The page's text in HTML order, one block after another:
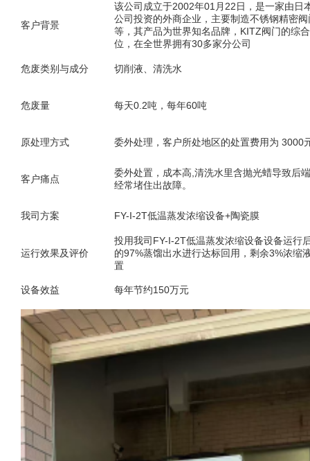
客户背景
该公司成立于2002年01月22日，是一家由日
公司投资的外商企业，主要制造不锈钢精密
等，其产品为世界知名品牌，KITZ阀门的综
位，在全世界拥有30多家分公司
危废类别与成分 切削液、清洗水
危废量 每天0.2吨，每年60吨
原处理方式 委外处理，客户所处地区的处置费用为 3000
客户痛点
委外处置，成本高,清洗水里含抛光蜡导致后
经常堵住出故障。
我司方案 FY-I-2T低温蒸发浓缩设备+陶瓷膜
运行效果及评价
投用我司FY-I-2T低温蒸发浓缩设备设备运行
的97%蒸馏出水进行达标回用，剩余3%浓缩
置
设备效益 每年节约150万元